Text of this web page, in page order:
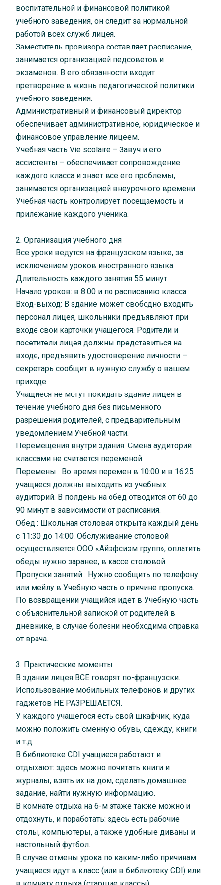
воспитательной и финансовой политикой
учебного заведения, он следит за нормальной
работой всех служб лицея.
Заместитель провизора составляет расписание,
занимается организацией педсоветов и
экзаменов. В его обязанности входит
претворение в жизнь педагогической политики
учебного заведения.
Административный и финансовый директор
обеспечивает административное, юридическое и
финансовое управление лицеем.
Учебная часть Vie scolaire – Завуч и его
ассистенты – обеспечивает сопровождение
каждого класса и знает все его проблемы,
занимается организацией внеурочного времени.
Учебная часть контролирует посещаемость и
прилежание каждого ученика.
2. Организация учебного дня
Все уроки ведутся на французском языке, за
исключением уроков иностранного языка.
Длительность каждого занятия 55 минут.
Начало уроков: в 8:00 и по расписанию класса.
Вход-выход: В здание может свободно входить
персонал лицея, школьники предъявляют при
входе свои карточки учащегося. Родители и
посетители лицея должны представиться на
входе, предъявить удостоверение личности —
секретарь сообщит в нужную службу о вашем
приходе.
Учащиеся не могут покидать здание лицея в
течение учебного дня без письменного
разрешения родителей, с предварительным
уведомлением Учебной части.
Перемещения внутри здания: Смена аудиторий
классами не считается переменой.
Перемены : Во время перемен в 10:00 и в 16:25
учащиеся должны выходить из учебных
аудиторий. В полдень на обед отводится от 60 до
90 минут в зависимости от расписания.
Обед : Школьная столовая открыта каждый день
с 11:30 до 14:00. Обслуживание столовой
осуществляется ООО «Айэфсиэм групп», оплатить
обеды нужно заранее, в кассе столовой.
Пропуски занятий : Нужно сообщить по телефону
или мейлу в Учебную часть о причине пропуска.
По возвращении учащийся идет в Учебную часть
с объяснительной запиской от родителей в
дневнике, в случае болезни необходима справка
от врача.
3. Практические моменты
В здании лицея ВСЕ говорят по-французски.
Использование мобильных телефонов и других
гаджетов НЕ РАЗРЕШАЕТСЯ.
У каждого учащегося есть свой шкафчик, куда
можно положить сменную обувь, одежду, книги
и т.д.
В библиотеке CDI учащиеся работают и
отдыхают: здесь можно почитать книги и
журналы, взять их на дом, сделать домашнее
задание, найти нужную информацию.
В комнате отдыха на 6-м этаже также можно и
отдохнуть, и поработать: здесь есть рабочие
столы, компьютеры, а также удобные диваны и
настольный футбол.
В случае отмены урока по каким-либо причинам
учащиеся идут в класс (или в библиотеку CDI) или